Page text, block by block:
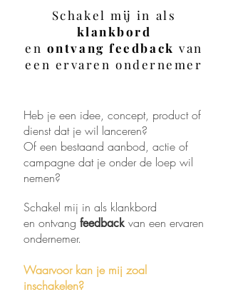
Schakel mij in als
klankbord
en ontvang feedback van
een ervaren ondernemer
Heb je een idee, concept, product of
dienst dat je wil lanceren?
Of een bestaand aanbod, actie of
campagne dat je onder de loep wil
nemen?
Schakel mij in als klankbord
en ontvang feedbackvan een ervaren
ondernemer.
Waarvoor kan je mij zoal
inschakelen?